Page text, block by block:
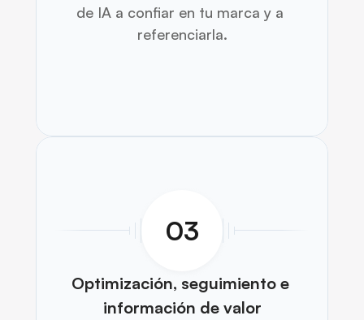
de IA a confiar en tu marca y a
referenciarla.
03
Optimización, seguimiento e
información de valor